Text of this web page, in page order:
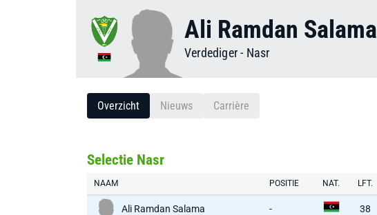
Ali Ramdan Salama
Verdediger- Nasr
Overzicht Nieuws Carrière
Selectie Nasr
NAAM POSITIE NAT. LFT.
Ali Ramdan Salama - 38